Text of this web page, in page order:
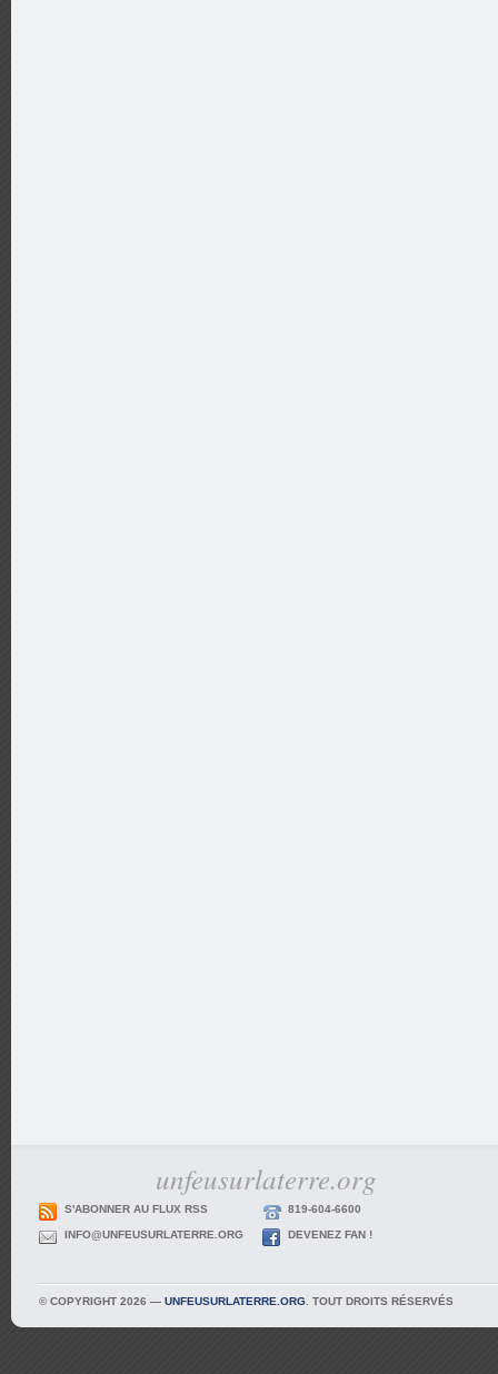
unfeusurlaterre.org
S'ABONNER AU FLUX RSS 819-604-6600
INFO@UNFEUSURLATERRE.ORG DEVENEZ FAN !
© COPYRIGHT 2026 — UNFEUSURLATERRE.ORG . TOUT DROITS RÉSERVÉS